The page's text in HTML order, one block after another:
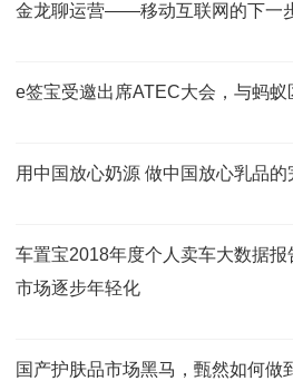
金龙聊运营——移动互联网的下一
e签宝受邀出席ATEC大会，与蚂
用中国放心奶源 做中国放心乳品的
车置宝2018年度个人卖车大数据
市场逐步年轻化
国产护肤品市场黑马，甄然如何做